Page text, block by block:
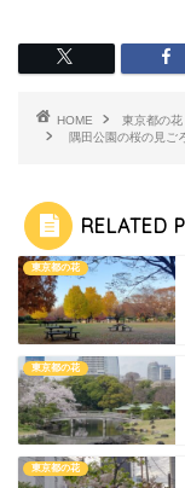
HOME
東京都の花
隅田公園の桜の見ご
RELATED
東京都の花
東京都の花
東京都の花